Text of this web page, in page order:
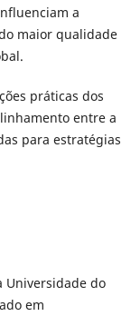
a
maior qualidade
práticas dos
entre a
para estratégias
Universidade do
em